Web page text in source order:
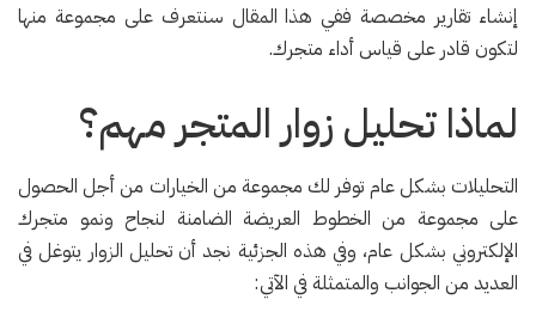
إنشاء تقارير مخصصة ففي هذا المقال سنتعرف على مجموعة منها
لتكون قادر على قياس أداء متجرك.
لماذا تحليل زوار المتجر مهم؟
التحليلات بشكل عام توفر لك مجموعة من الخيارات من أجل الحصول
على مجموعة من الخطوط العريضة الضامنة لنجاح ونمو متجرك
الإلكتروني بشكل عام، وفي هذه الجزئية نجد أن تحليل الزوار يتوغل في
العديد من الجوانب والمتمثلة في الآتي: